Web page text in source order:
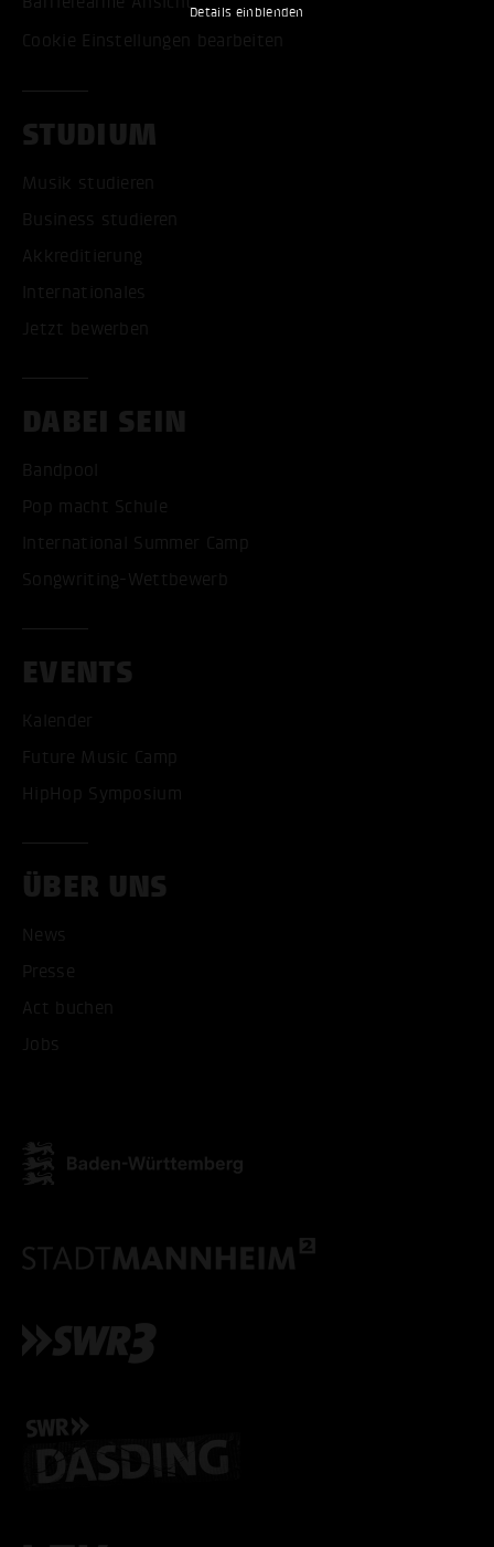
ALLE COOKIES
Details einblenden
Cookie Einstellungen bearbeiten
STUDIUM
Musik studieren
Business studieren
Akkreditierung
Internationales
Jetzt bewerben
DABEI SEIN
Bandpool
Pop macht Schule
International Summer Camp
Songwriting-Wettbewerb
EVENTS
Kalender
Future Music Camp
HipHop Symposium
ÜBER UNS
News
Presse
Act buchen
Jobs